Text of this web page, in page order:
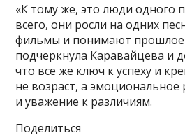
«К тому же, это люди одного
всего, они росли на одних
фильмы и понимают прошлое
подчеркнула Каравайцева и
что все же ключ к успеху и
не возраст, а эмоциональное
и уважение к различиям.
Поделиться